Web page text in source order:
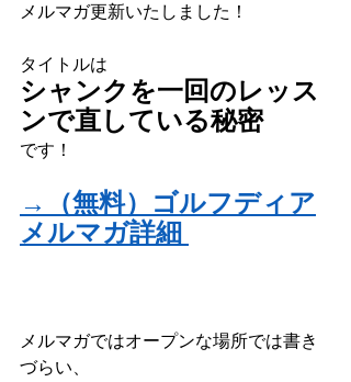
メルマガ更新いたしました！
タイトルは
シャンクを一回のレッス
ンで直している秘密
です！
→（無料）ゴルフディア
メルマガ詳細
メルマガではオープンな場所では書き
づらい、